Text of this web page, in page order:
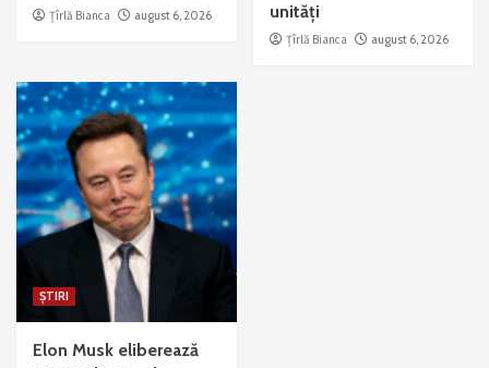
Țîrlă Bianca august 6, 2026
unități
Țîrlă Bianca august 6, 2026
ȘTIRI
Elon Musk eliberează